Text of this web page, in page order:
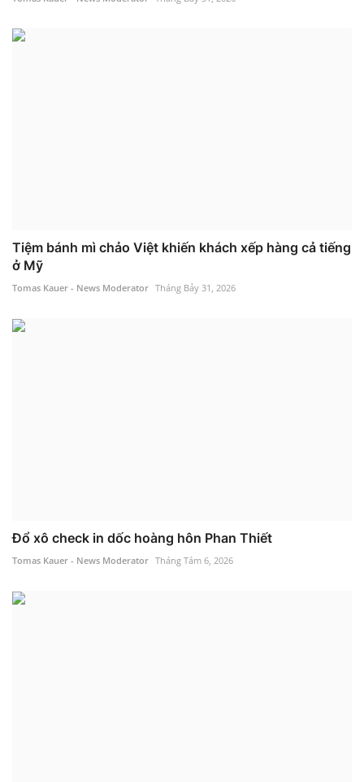
Tiệm bánh mì chảo Việt khiến khách xếp hàng cả tiếng
ở Mỹ
Tomas Kauer - News Moderator Tháng Bảy 31, 2026
Đổ xô check in dốc hoàng hôn Phan Thiết
Tomas Kauer - News Moderator Tháng Tám 6, 2026